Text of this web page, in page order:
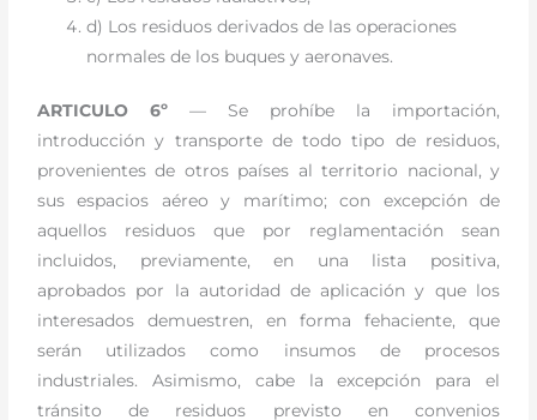
d) Los residuos derivados de las operaciones
normales de los buques y aeronaves.
ARTICULO 6º— Se prohíbe la importación,
introducción y transporte de todo tipo de residuos,
provenientes de otros países al territorio nacional, y
sus espacios aéreo y marítimo; con excepción de
aquellos residuos que por reglamentación sean
incluidos, previamente, en una lista positiva,
aprobados por la autoridad de aplicación y que los
interesados demuestren, en forma fehaciente, que
serán utilizados como insumos de procesos
industriales. Asimismo, cabe la excepción para el
tránsito de residuos previsto en convenios